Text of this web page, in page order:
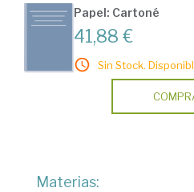
Papel: Cartoné
41,88 €
Sin Stock.
Materias: